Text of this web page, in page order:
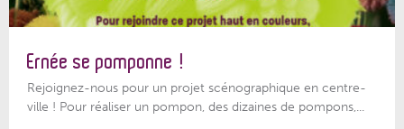
Ernée se pomponne !
Rejoignez-nous pour un projet scénographique en centre-
ville ! Pour réaliser un pompon, des dizaines de pompons,...